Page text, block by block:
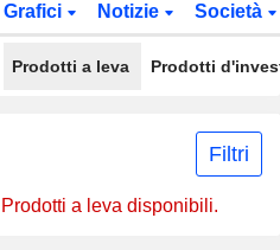
Grafici Notizie Società
Prodotti a leva Prodotti
Filtri
a leva disponibili.